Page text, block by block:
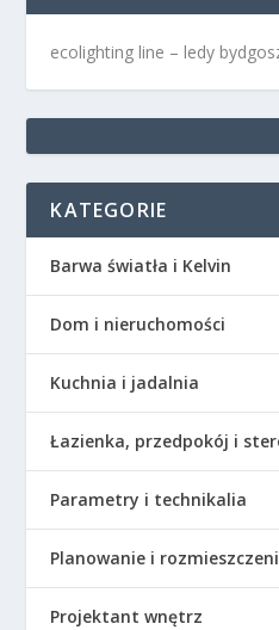
ecolighting line – ledy
KATEGORIE
Barwa światła i Kelvin
Dom i nieruchomości
Kuchnia i jadalnia
Łazienka, przedpokój i
Parametry i technikalia
Planowanie i
Projektant wnętrz